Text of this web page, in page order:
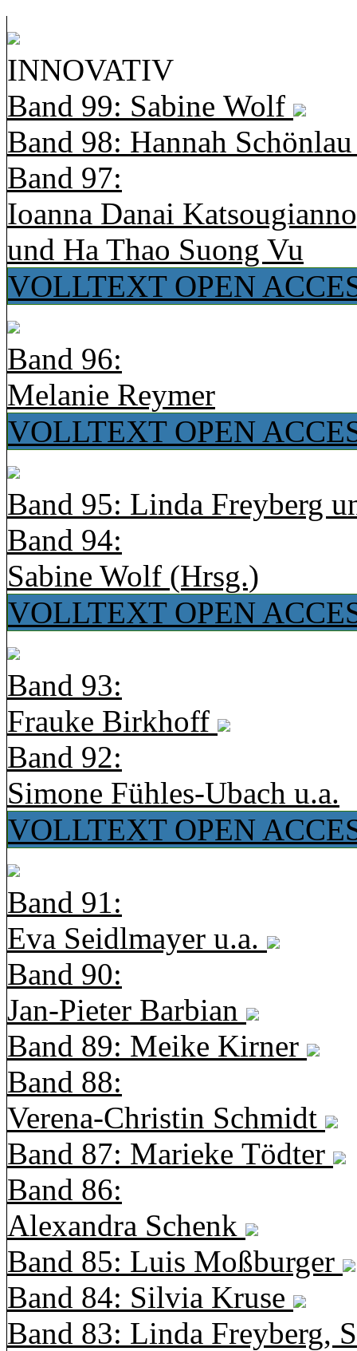
INNOVATIV
Band 99: Sabine Wolf
Band 98: Hannah
Band 97:
Ioanna Danai
und Ha Thao Suong Vu
VOLLTEXT OPEN
Band 96:
Melanie Reymer
VOLLTEXT OPEN
Band 95: Linda Freyberg
Band 94:
Sabine Wolf (Hrsg.)
VOLLTEXT OPEN
Band 93:
Frauke Birkhoff
Band 92:
Simone Fühles-Ubach u.a.
VOLLTEXT OPEN
Band 91:
Eva Seidlmayer u.a.
Band 90:
Jan-Pieter Barbian
Band 89: Meike Kirner
Band 88:
Verena-Christin Schmidt
Band 87: Marieke Tödter
Band 86:
Alexandra Schenk
Band 85: Luis Moßburger
Band 84: Silvia Kruse
Band 83: Linda Freyberg,